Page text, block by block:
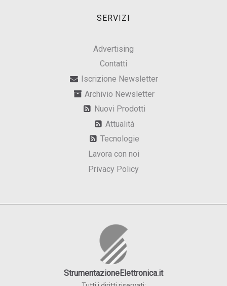
SERVIZI
Advertising
Contatti
Iscrizione Newsletter
Archivio Newsletter
Nuovi Prodotti
Attualità
Tecnologie
Lavora con noi
Privacy Policy
StrumentazioneElettronica.it